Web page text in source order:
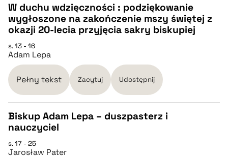
CZYSTY TEKST
pobierz cytat
BIBTEX
pobierz cytat
W duchu wdzięczności : podziękowanie
wygłoszone na zakończenie mszy świętej z
okazji 20-lecia przyjęcia sakry biskupiej
s. 13 - 16
Adam Lepa
Pełny tekst Zacytuj Udostępnij
CZYSTY TEKST
Biskup Adam Lepa – duszpasterz i
nauczyciel
s. 17 - 25
Jarosław Pater